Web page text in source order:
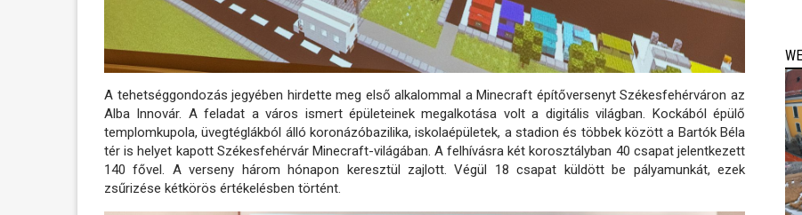
A tehetséggondozás jegyében hirdette meg első alkalommal a Minecraft építőversenyt Székesfehérváron az
Alba Innovár. A feladat a város ismert épületeinek megalkotása volt a digitális világban. Kockából épülő
templomkupola, üvegtéglákból álló koronázóbazilika, iskolaépületek, a stadion és többek között a Bartók Béla
tér is helyet kapott Székesfehérvár Minecraft-világában. A felhívásra két korosztályban 40 csapat jelentkezett
140 fővel. A verseny három hónapon keresztül zajlott. Végül 18 csapat küldött be pályamunkát, ezek
zsűrizése kétkörös értékelésben történt.